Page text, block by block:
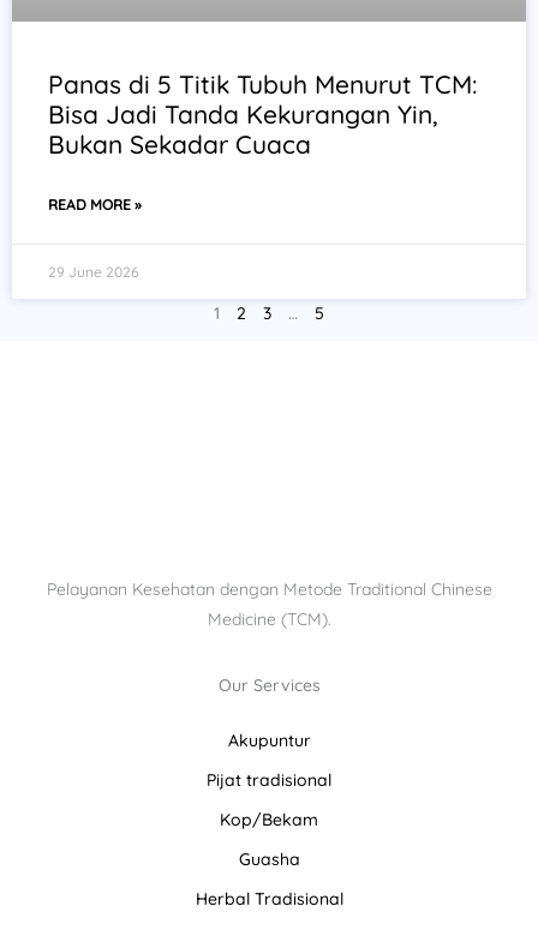
Panas di 5 Titik Tubuh Menurut TCM:
Bisa Jadi Tanda Kekurangan Yin,
Bukan Sekadar Cuaca
READ MORE »
29 June 2026
1 2 3 … 5
Pelayanan Kesehatan dengan Metode Traditional Chinese
Medicine (TCM).
Our Services
Akupuntur
Pijat tradisional
Kop/Bekam
Guasha
Herbal Tradisional